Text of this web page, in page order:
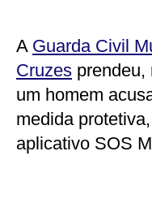
A Guarda Civil
Cruzes prendeu,
um homem
medida
aplicativo SOS